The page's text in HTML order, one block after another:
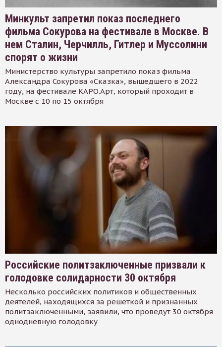
Минкульт запретил показ последнего
фильма Сокурова на фестивале в Москве. В
нем Сталин, Черчилль, Гитлер и Муссолини
спорят о жизни
Министерство культуры запретило показ фильма
Александра Сокурова «Сказка», вышедшего в 2022
году, на фестивале КАРО.Арт, который проходит в
Москве с 10 по 15 октября
Российские политзаключенные призвали к
голодовке солидарности 30 октября
Несколько российских политиков и общественных
деятелей, находящихся за решеткой и признанных
политзаключенными, заявили, что проведут 30 октября
однодневную голодовку